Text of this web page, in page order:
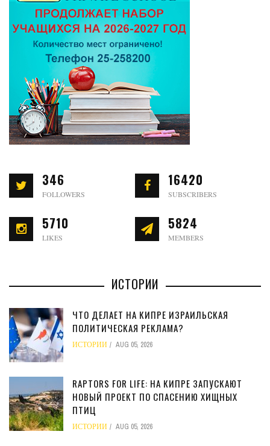
346
FOLLOWERS
16420
SUBSCRIBERS
5710
LIKES
5824
MEMBERS
ИСТОРИИ
ЧТО ДЕЛАЕТ НА КИПРЕ ИЗРАИЛЬСКАЯ
ПОЛИТИЧЕСКАЯ РЕКЛАМА?
ИСТОРИИ AUG 05, 2026
RAPTORS FOR LIFE: НА КИПРЕ ЗАПУСКАЮТ
НОВЫЙ ПРОЕКТ ПО СПАСЕНИЮ ХИЩНЫХ
ПТИЦ
ИСТОРИИ AUG 05, 2026